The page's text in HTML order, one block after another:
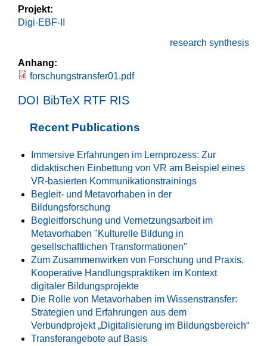
Projekt:
Digi-EBF-II
research synthesis
Anhang:
forschungstransfer01.pdf
DOI BibTeX RTF RIS
Recent Publications
Immersive Erfahrungen im Lernprozess: Zur
didaktischen Einbettung von VR am Beispiel eines
VR-basierten Kommunikationstrainings
Begleit- und Metavorhaben in der
Bildungsforschung
Begleitforschung und Vernetzungsarbeit im
Metavorhaben "Kulturelle Bildung in
gesellschaftlichen Transformationen"
Zum Zusammenwirken von Forschung und Praxis.
Kooperative Handlungspraktiken im Kontext
digitaler Bildungsprojekte
Die Rolle von Metavorhaben im Wissenstransfer:
Strategien und Erfahrungen aus dem
Verbundprojekt „Digitalisierung im Bildungsbereich“
Transferangebote auf Basis